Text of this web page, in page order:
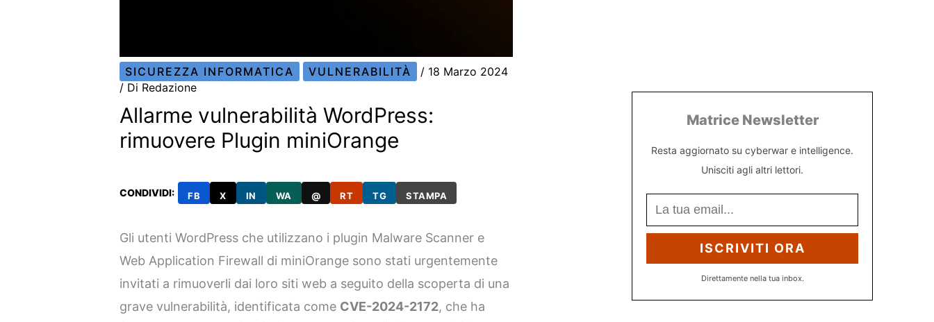
SICUREZZA INFORMATICA VULNERABILITÀ / 18 Marzo 2024
/ Di Redazione
Allarme vulnerabilità WordPress:
rimuovere Plugin miniOrange
CONDIVIDI: FB X IN WA @ RT TG STAMPA
Gli utenti WordPress che utilizzano i plugin Malware Scanner e
Web Application Firewall di miniOrange sono stati urgentemente
invitati a rimuoverli dai loro siti web a seguito della scoperta di una
grave vulnerabilità, identificata come CVE-2024-2172, che ha
Matrice Newsletter
Resta aggiornato su cyberwar e intelligence.
Unisciti agli altri lettori.
ISCRIVITI ORA
Direttamente nella tua inbox.